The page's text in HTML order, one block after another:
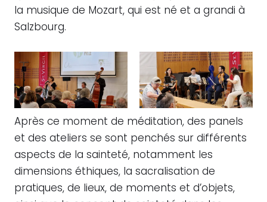
la musique de Mozart, qui est né et a grandi à
Salzbourg.
Après ce moment de méditation, des panels
et des ateliers se sont penchés sur différents
aspects de la sainteté, notamment les
dimensions éthiques, la sacralisation de
pratiques, de lieux, de moments et d’objets,